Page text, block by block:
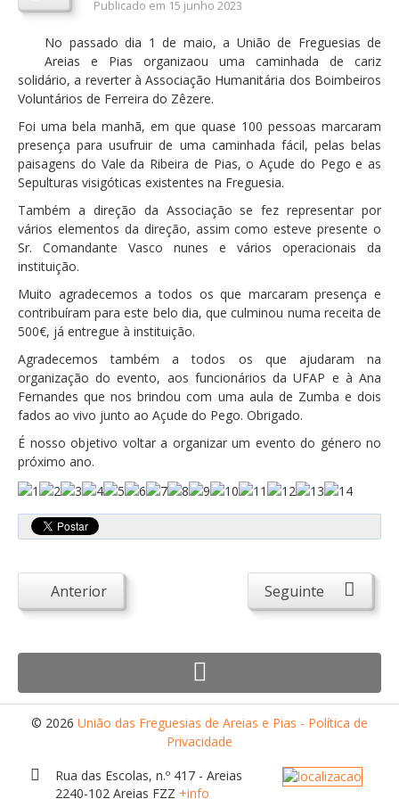
Prestação de Contas
DESTAQUES
Eventos
Notícias
Sondagens
ZêzereTV
SERVIÇOS
A Minha Rua
Abastecimento de Água
Roturas e Leituras
Qualidade da Água
Atendimento ao Público
Biblioteca Online FZZ
Plantas PDM Online
Faixas Gestão Combustível
Regulamentos em Vigor
Sugestões/Reclamações
Avarias na Iluminação Pública
Contactos Úteis
Culturais
Publicado em 15 junho 2023
No passado dia 1 de maio, a União de Freguesias de
Areias e Pias organizaou uma caminhada de cariz
solidário, a reverter à Associação Humanitária dos Boimbeiros
Voluntários de Ferreira do Zêzere.
Foi uma bela manhã, em que quase 100 pessoas marcaram
presença para usufruir de uma caminhada fácil, pelas belas
paisagens do Vale da Ribeira de Pias, o Açude do Pego e as
Sepulturas visigóticas existentes na Freguesia.
Também a direção da Associação se fez representar por
vários elementos da direção, assim como esteve presente o
Sr. Comandante Vasco nunes e vários operacionais da
instituição.
Muito agradecemos a todos os que marcaram presença e
contribuíram para este belo dia, que culminou numa receita de
500€, já entregue à instituição.
Agradecemos também a todos os que ajudaram na
organização do evento, aos funcionários da UFAP e à Ana
Fernandes que nos brindou com uma aula de Zumba e dois
fados ao vivo junto ao Açude do Pego. Obrigado.
É nosso objetivo voltar a organizar um evento do género no
próximo ano.
Anterior Seguinte
© 2026 União das Freguesias de Areias e Pias - Política de
Privacidade
Rua das Escolas, n.º 417 - Areias
2240-102 Areias FZZ +info